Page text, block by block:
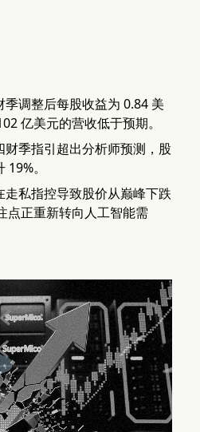
调整后每股收益为 0.84 美
亿美元的营收低于预期。
季指引超出分析师预测，股
。
私指控导致股价从巅峰下跌
点正重新转向人工智能需